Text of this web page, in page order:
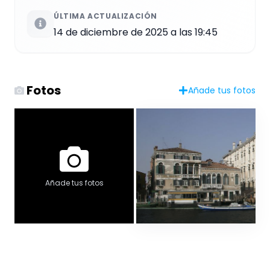
ÚLTIMA ACTUALIZACIÓN
14 de diciembre de 2025 a las 19:45
Fotos Añade tus fotos
Añade tus fotos